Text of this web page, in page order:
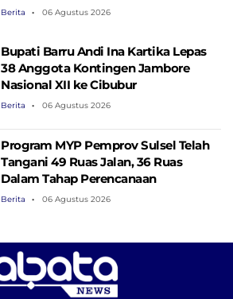
Berita 06 Agustus 2026
Bupati Barru Andi Ina Kartika Lepas
38 Anggota Kontingen Jambore
Nasional XII ke Cibubur
Berita 06 Agustus 2026
Program MYP Pemprov Sulsel Telah
Tangani 49 Ruas Jalan, 36 Ruas
Dalam Tahap Perencanaan
Berita 06 Agustus 2026